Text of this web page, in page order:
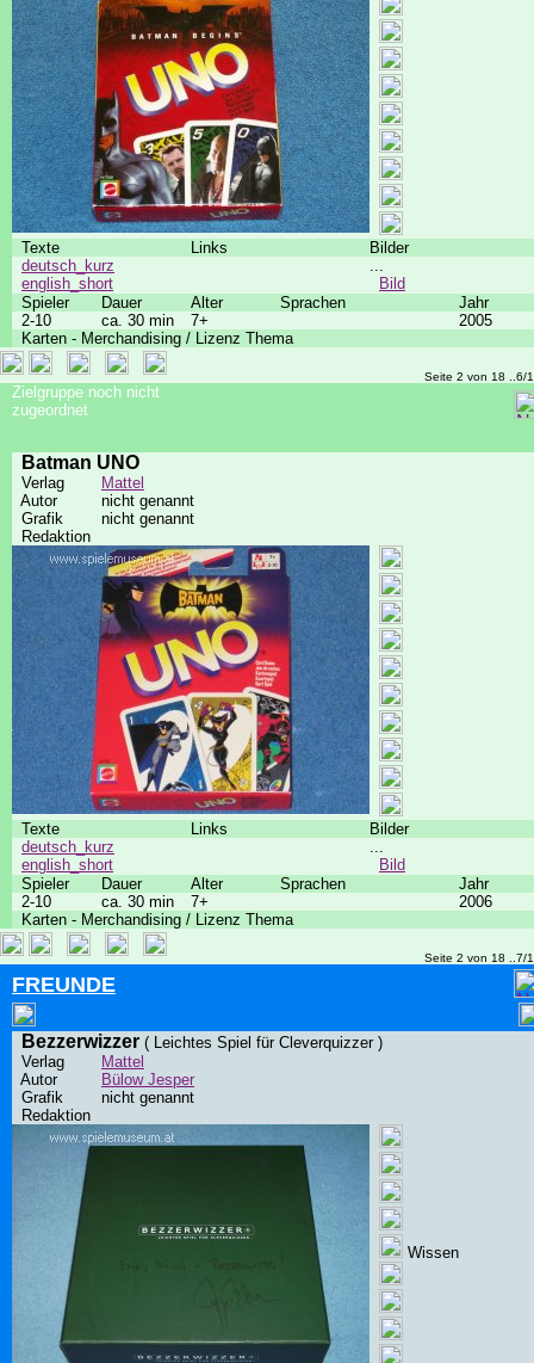
Texte Links
Bilder
deutsch_kurz
english_short
...
Bild
Spieler
Dauer Alter Sprachen
Jahr
2-10
ca. 30 min 7+
2005
Karten - Merchandising / Lizenz Thema
Seite 2 von 18 ..6/
Zielgruppe noch nicht
zugeordnet
Batman UNO
Verlag
Mattel
Autor
nicht genannt
Grafik
nicht genannt
Redaktion
Texte Links
Bilder
deutsch_kurz
english_short
...
Bild
Spieler
Dauer Alter Sprachen
Jahr
2-10
ca. 30 min 7+
2006
Karten - Merchandising / Lizenz Thema
Seite 2 von 18 ..7/
FREUNDE
Bezzerwizzer ( Leichtes Spiel für Cleverquizzer )
Verlag
Mattel
Autor
Bülow Jesper
Grafik
nicht genannt
Redaktion
Wissen